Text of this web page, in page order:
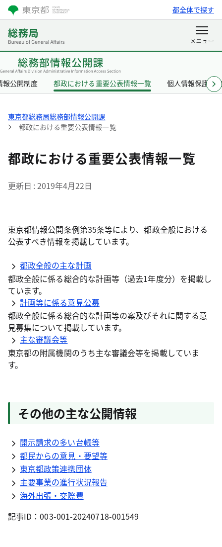
都全体で探す
報公開制度 都政における重要公表情報一覧 個人情報保護制
東京都総務局総務部情報公開課
都政における重要公表情報一覧
都政における重要公表情報一覧
更新日 2019年4月22日
東京都情報公開条例第35条等により、都政全般における
公表すべき情報を掲載しています。
都政全般の主な計画
都政全般に係る総合的な計画等（過去1年度分）を掲載し
ています。
計画等に係る意見公募
都政全般に係る総合的な計画等の案及びそれに関する意
見募集について掲載しています。
主な審議会等
東京都の附属機関のうち主な審議会等を掲載していま
す。
その他の主な公開情報
開示請求の多い台帳等
都民からの意見・要望等
東京都政策連携団体
主要事業の進行状況報告
海外出張・交際費
記事ID：003-001-20240718-001549